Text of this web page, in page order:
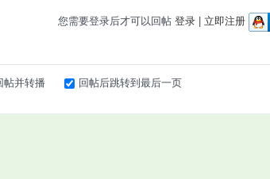
您需要登录后才可以回帖 登录 立即注册
帖并转播 回帖后跳转到最后一页